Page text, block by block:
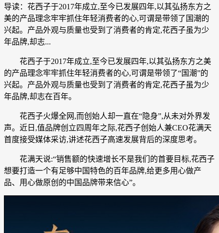
导读：花西子于2017年成立,至今已发展四年,以其弘扬东方之
美的产品理念牢牢抓住年轻消费者的心,可谓是带领了国潮的
兴起。产品外观与质量也受到了消费者的肯定,花西子虽为少
年品牌,却志...
花西子于2017年成立,至今已发展四年,以其弘扬东方之美
的产品理念牢牢抓住年轻消费者的心,可谓是带领了“国潮”的
兴起。产品外观与质量也受到了消费者的肯定,花西子虽为少
年品牌,却志在百年。
花西子火爆全网,而创始人却一直在“隐身”,从未对外界发
声。近日,值品牌创立四周年之际,花西子创始人兼CEO花满天
首度接受媒体采访,讲述花西子高速发展背后的深度思考。
花满天说:“销售额的快速增长不是我们的首要目标,花西子
想要打造一个有足够中国特色的百年品牌,给更多用心做产
品、用心做原创的中国品牌带来信心”。